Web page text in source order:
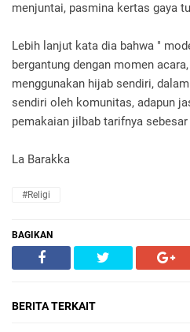
menjuntai, pasmina kertas gaya
Lebih lanjut kata dia bahwa "
bergantung dengan momen
menggunakan hijab sendiri,
sendiri oleh komunitas, adapun
pemakaian jilbab tarifnya sebesar
La Barakka
#Religi
BAGIKAN
BERITA TERKAIT